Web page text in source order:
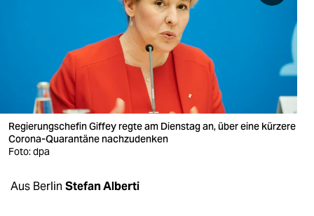
wahrheit
verlag
verlag
veranstaltungen
Regierungschefin Giffey regte am Dienstag an, über eine kürzere
Corona-Quarantäne nachzudenken
Foto: dpa
Aus Berlin Stefan Alberti